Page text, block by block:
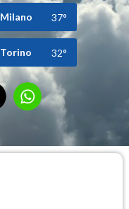
Milano 37°
Torino 32°